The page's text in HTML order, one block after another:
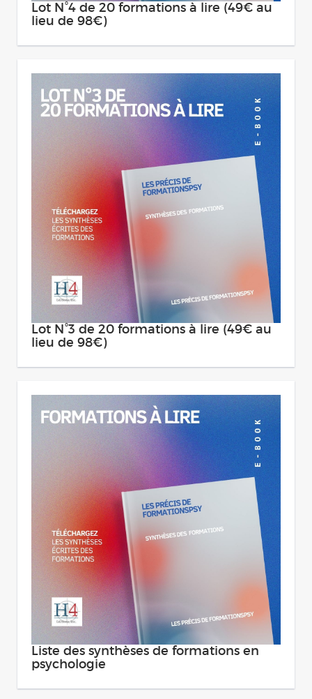
Lot N°4 de 20 formations à lire (49€ au
lieu de 98€)
Lot N°3 de 20 formations à lire (49€ au
lieu de 98€)
Liste des synthèses de formations en
psychologie